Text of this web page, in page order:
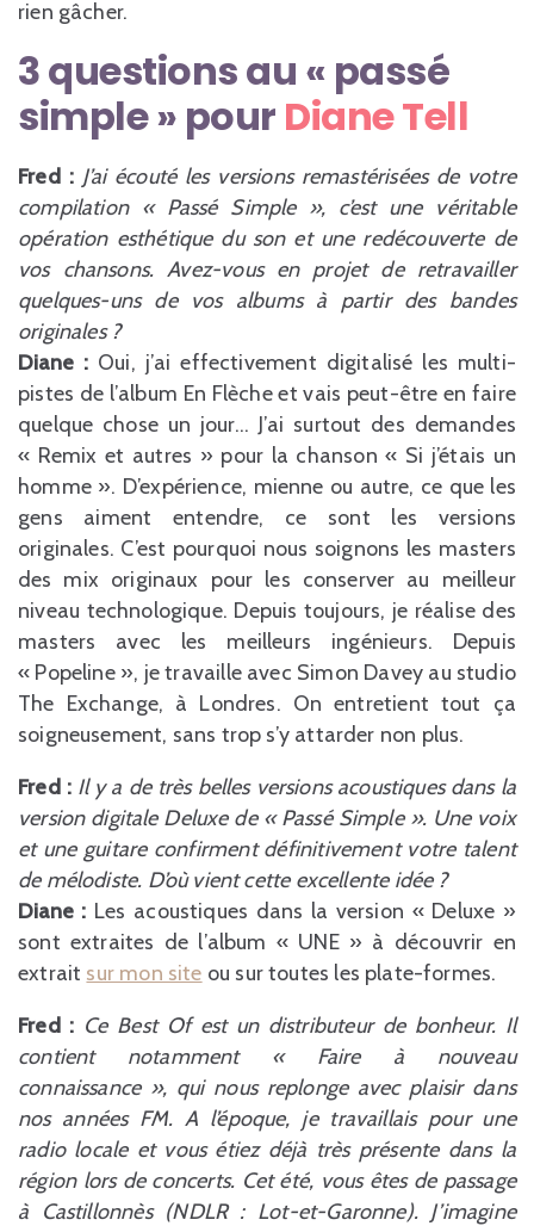
rien gâcher.
3 questions au « passé
simple » pour Diane Tell
Fred : J’ai écouté les versions remastérisées de votre
compilation « Passé Simple », c’est une véritable
opération esthétique du son et une redécouverte de
vos chansons. Avez-vous en projet de retravailler
quelques-uns de vos albums à partir des bandes
originales ?
Diane : Oui, j’ai effectivement digitalisé les multi-
pistes de l’album En Flèche et vais peut-être en faire
quelque chose un jour… J’ai surtout des demandes
« Remix et autres » pour la chanson « Si j’étais un
homme ». D’expérience, mienne ou autre, ce que les
gens aiment entendre, ce sont les versions
originales. C’est pourquoi nous soignons les masters
des mix originaux pour les conserver au meilleur
niveau technologique. Depuis toujours, je réalise des
masters avec les meilleurs ingénieurs. Depuis
« Popeline », je travaille avec Simon Davey au studio
The Exchange, à Londres. On entretient tout ça
soigneusement, sans trop s’y attarder non plus.
Fred : Il y a de très belles versions acoustiques dans la
version digitale Deluxe de « Passé Simple ». Une voix
et une guitare confirment définitivement votre talent
de mélodiste. D’où vient cette excellente idée ?
Diane : Les acoustiques dans la version « Deluxe »
sont extraites de l’album « UNE » à découvrir en
extrait sur mon site ou sur toutes les plate-formes.
Fred : Ce Best Of est un distributeur de bonheur. Il
contient notamment « Faire à nouveau
connaissance », qui nous replonge avec plaisir dans
nos années FM. A l’époque, je travaillais pour une
radio locale et vous étiez déjà très présente dans la
région lors de concerts. Cet été, vous êtes de passage
à Castillonnès (NDLR : Lot-et-Garonne). J’imagine